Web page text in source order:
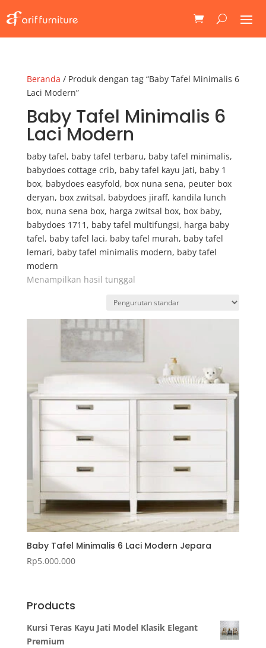
Beranda / Produk dengan tag “Baby Tafel Minimalis 6
Laci Modern”
Baby Tafel Minimalis 6
Laci Modern
baby tafel, baby tafel terbaru, baby tafel minimalis,
babydoes cottage crib, baby tafel kayu jati, baby 1
box, babydoes easyfold, box nuna sena, peuter box
deryan, box zwitsal, babydoes jiraff, kandila lunch
box, nuna sena box, harga zwitsal box, box baby,
babydoes 1711, baby tafel multifungsi, harga baby
tafel, baby tafel laci, baby tafel murah, baby tafel
lemari, baby tafel minimalis modern, baby tafel
modern
Menampilkan hasil tunggal
Baby Tafel Minimalis 6 Laci Modern Jepara
Rp5.000.000
Products
Kursi Teras Kayu Jati Model Klasik Elegant
Premium